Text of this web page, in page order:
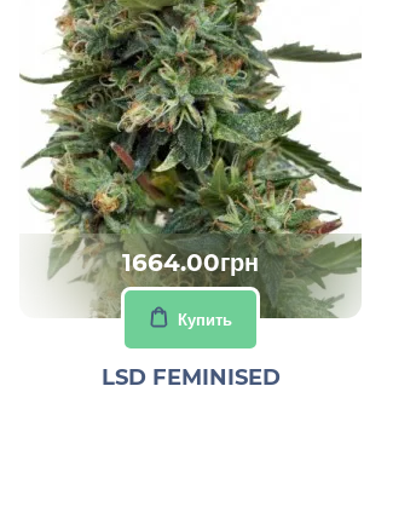
1664.00грн
Купить
LSD FEMINISED